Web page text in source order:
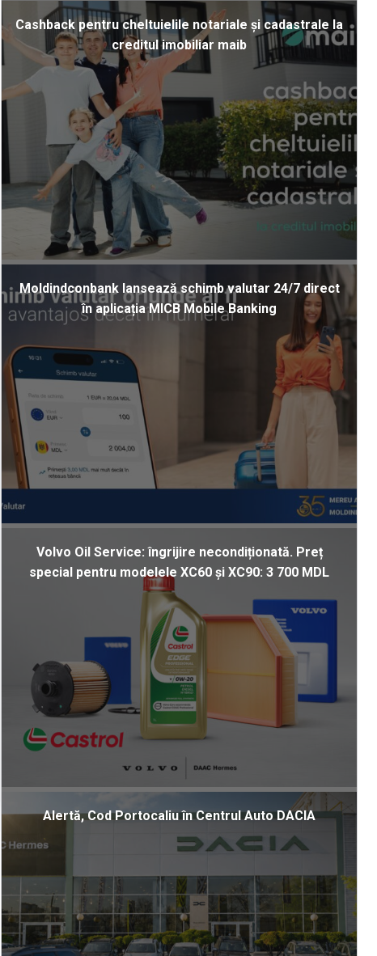
Cashback pentru cheltuielile notariale și cadastrale la
creditul imobiliar maib
Moldindconbank lansează schimb valutar 24/7 direct
în aplicația MICB Mobile Banking
Volvo Oil Service: îngrijire necondiționată. Preț
special pentru modelele XC60 și XC90: 3 700 MDL
Alertă, Cod Portocaliu în Centrul Auto DACIA